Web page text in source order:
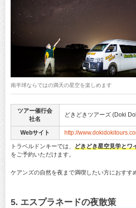
南半球ならではの満天の星空を楽しめます
ツアー催行会
社名
どきどきツアーズ (Doki
Webサイト
http://
トラベルドンキーでは、 どきどき星空見学とワ
をご予約いただけます。
ケアンズの自然を夜まで満喫したい方におすす
5. エスプラネードの夜散策